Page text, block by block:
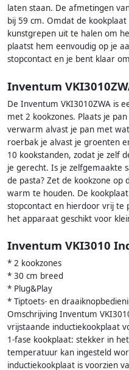
laten staan. De afmetingen
bij 59 cm. Omdat de
kunstgrepen uit te halen om
plaatst hem eenvoudig op je
stopcontact en je bent klaar
Inventum
De Inventum VKI3010ZWA is
met 2 kookzones. Plaats je
verwarm alvast je pan met
roerbak je alvast je groenten
10 kookstanden, zodat je zelf
je gerecht. Is je zelfgemaakte
de pasta? Zet de kookzone op
warm te houden. De
stopcontact en hierdoor vrij te
het apparaat geschikt voor
Inventum VKI3010
* 2 kookzones
* 30 cm breed
* Plug&Play
* Tiptoets- en
Omschrijving Inventum
vrijstaande inductiekookplaat
1-fase kookplaat: stekker in
temperatuur kan ingesteld
inductiekookplaat is voorzien